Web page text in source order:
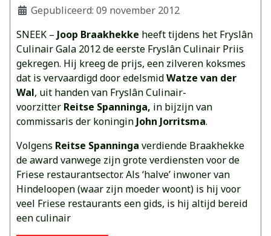
Gepubliceerd: 09 november 2012
SNEEK – Joop Braakhekke heeft tijdens het Fryslân
Culinair Gala 2012 de eerste Fryslân Culinair Priis
gekregen. Hij kreeg de prijs, een zilveren koksmes
dat is vervaardigd door edelsmidWatze van der
Wal, uit handen van Fryslân Culinair-
voorzitter Reitse Spanninga, in bijzijn van
commissaris der koningin John Jorritsma.
Volgens Reitse Spanninga verdiende Braakhekke
de award vanwege zijn grote verdiensten voor de
Friese restaurantsector. Als ‘halve’ inwoner van
Hindeloopen (waar zijn moeder woont) is hij voor
veel Friese restaurants een gids, is hij altijd bereid
een culinair